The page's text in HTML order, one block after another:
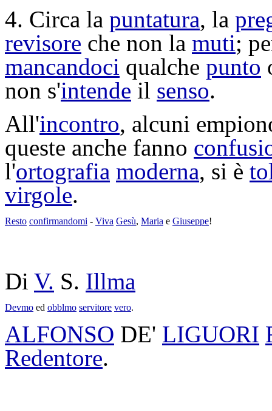
4. Circa la puntatura, la
revisore che non la muti;
mancandoci qualche punto
non s'intende il senso.
All'incontro, alcuni
queste anche fanno
l'ortografia moderna, si è
virgole.
Resto confirmandomi - Viva Gesù, Maria e Giuseppe!
Di V. S. Illma
Devmo ed obblmo servitore vero.
ALFONSO DE' LIGUORI
Redentore.